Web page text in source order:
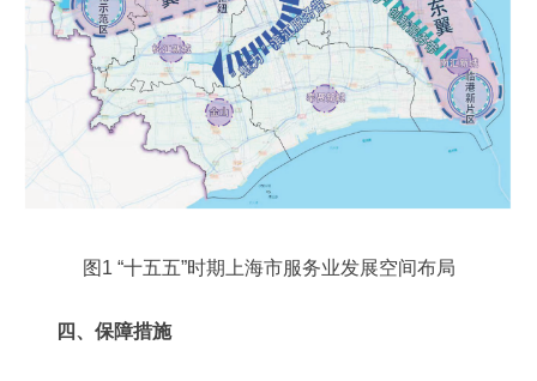
图1 “十五五”时期上海市服务业发展空间布局
四、保障措施